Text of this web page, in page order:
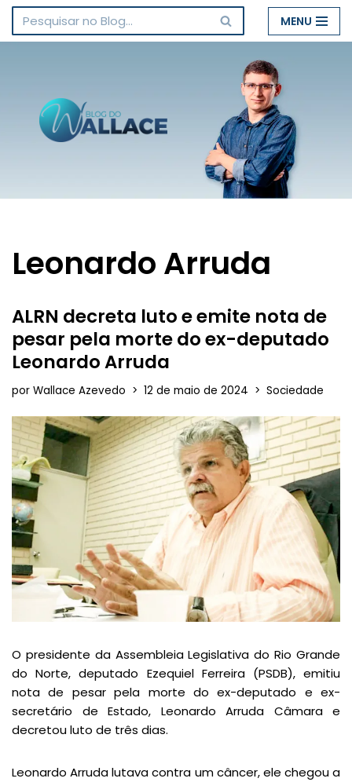
Pular
conteúdo
MENU
Leonardo Arruda
ALRN decreta luto e emite nota de
pesar pela morte do ex-deputado
Leonardo Arruda
por Wallace Azevedo 12 de maio de 2024 Sociedade
O presidente da Assembleia Legislativa do Rio Grande
do Norte, deputado Ezequiel Ferreira (PSDB), emitiu
nota de pesar pela morte do ex-deputado e ex-
secretário de Estado, Leonardo Arruda Câmara e
decretou luto de três dias.
Leonardo Arruda lutava contra um câncer, ele chegou a